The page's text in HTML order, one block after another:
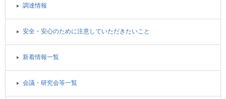
調達情報
安全・安心のために注意していただきたいこと
新着情報一覧
会議・研究会等一覧